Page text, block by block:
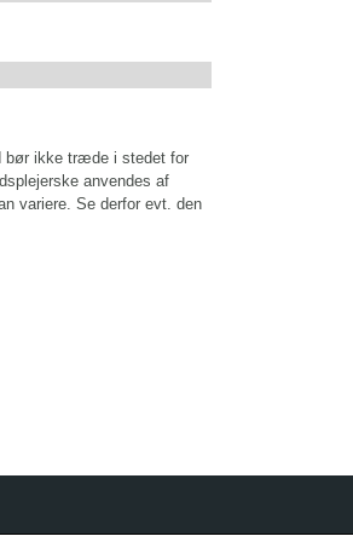
bør ikke træde i stedet for
anvendes af
variere. Se derfor evt. den